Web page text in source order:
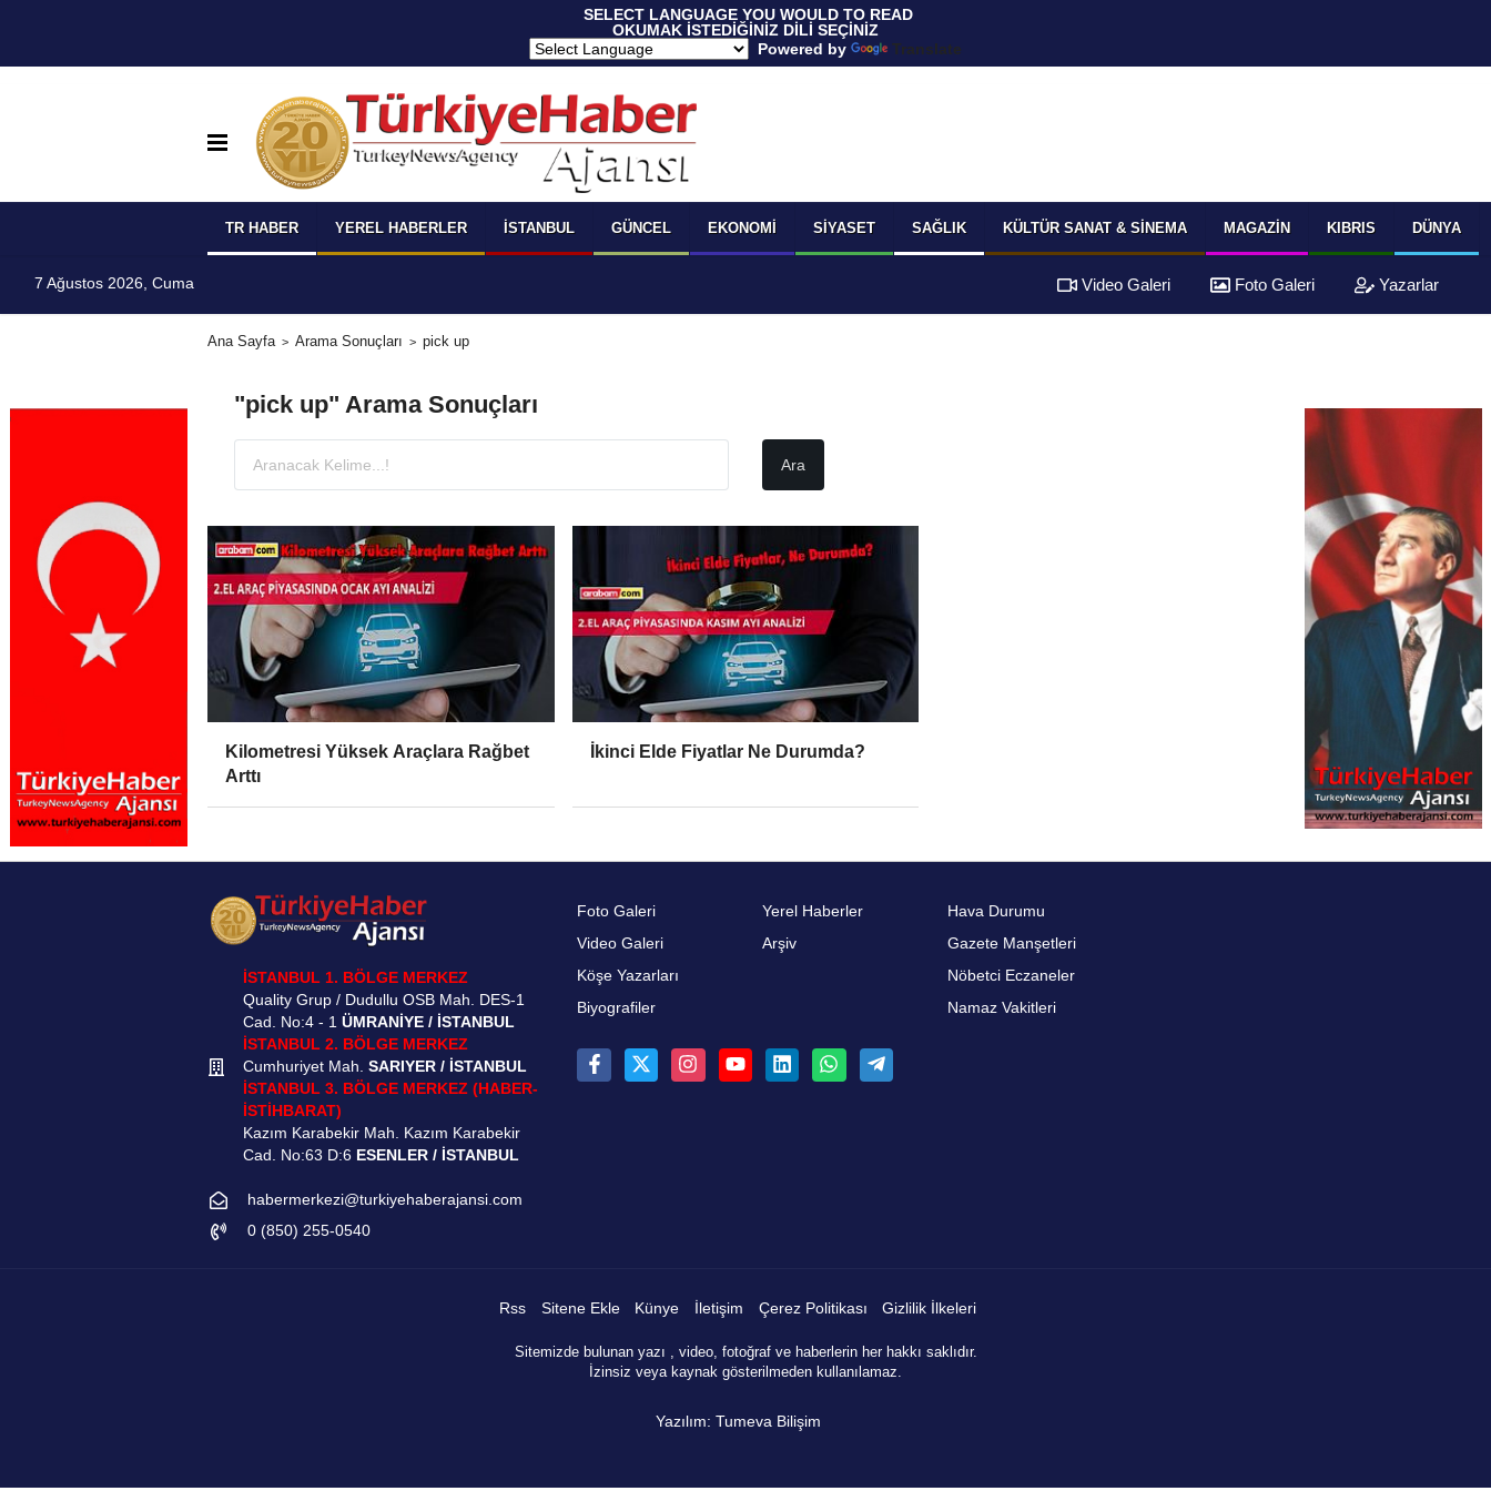
SELECT LANGUAGE YOU WOULD TO READ
OKUMAK İSTEDİĞİNİZ DİLİ SEÇİNİZ
Powered by
Translate
TR HABER YEREL HABERLER İSTANBUL GÜNCEL EKONOMI SIYASET SAĞLIK KÜLTÜR SANAT & SINEMA MAGAZIN KIBRIS DÜNYA
7 Ağustos 2026, Cuma Video Galeri Foto Galeri Yazarlar
Ana Sayfa Arama Sonuçları pick up
"pick up" Arama Sonuçları
Kilometresi Yüksek Araçlara Rağbet
Arttı
İkinci Elde Fiyatlar Ne Durumda?
İSTANBUL 1. BÖLGE MERKEZ
Quality Grup / Dudullu OSB Mah. DES-1
Cad. No:4 - 1 ÜMRANİYE / İSTANBUL
İSTANBUL 2. BÖLGE MERKEZ
Cumhuriyet Mah. SARIYER / İSTANBUL
İSTANBUL 3. BÖLGE MERKEZ (HABER-
İSTİHBARAT)
Kazım Karabekir Mah. Kazım Karabekir
Cad. No:63 D:6 ESENLER / İSTANBUL
habermerkezi@turkiyehaberajansi.com
0 (850) 255-0540
Foto Galeri
Video Galeri
Köşe Yazarları
Biyografiler
Yerel Haberler
Arşiv
Hava Durumu
Gazete Manşetleri
Nöbetci Eczaneler
Namaz Vakitleri
Rss Sitene Ekle Künye İletişim Çerez Politikası Gizlilik İlkeleri
Sitemizde bulunan yazı , video, fotoğraf ve haberlerin her hakkı saklıdır.
İzinsiz veya kaynak gösterilmeden kullanılamaz.
Yazılım: Tumeva Bilişim